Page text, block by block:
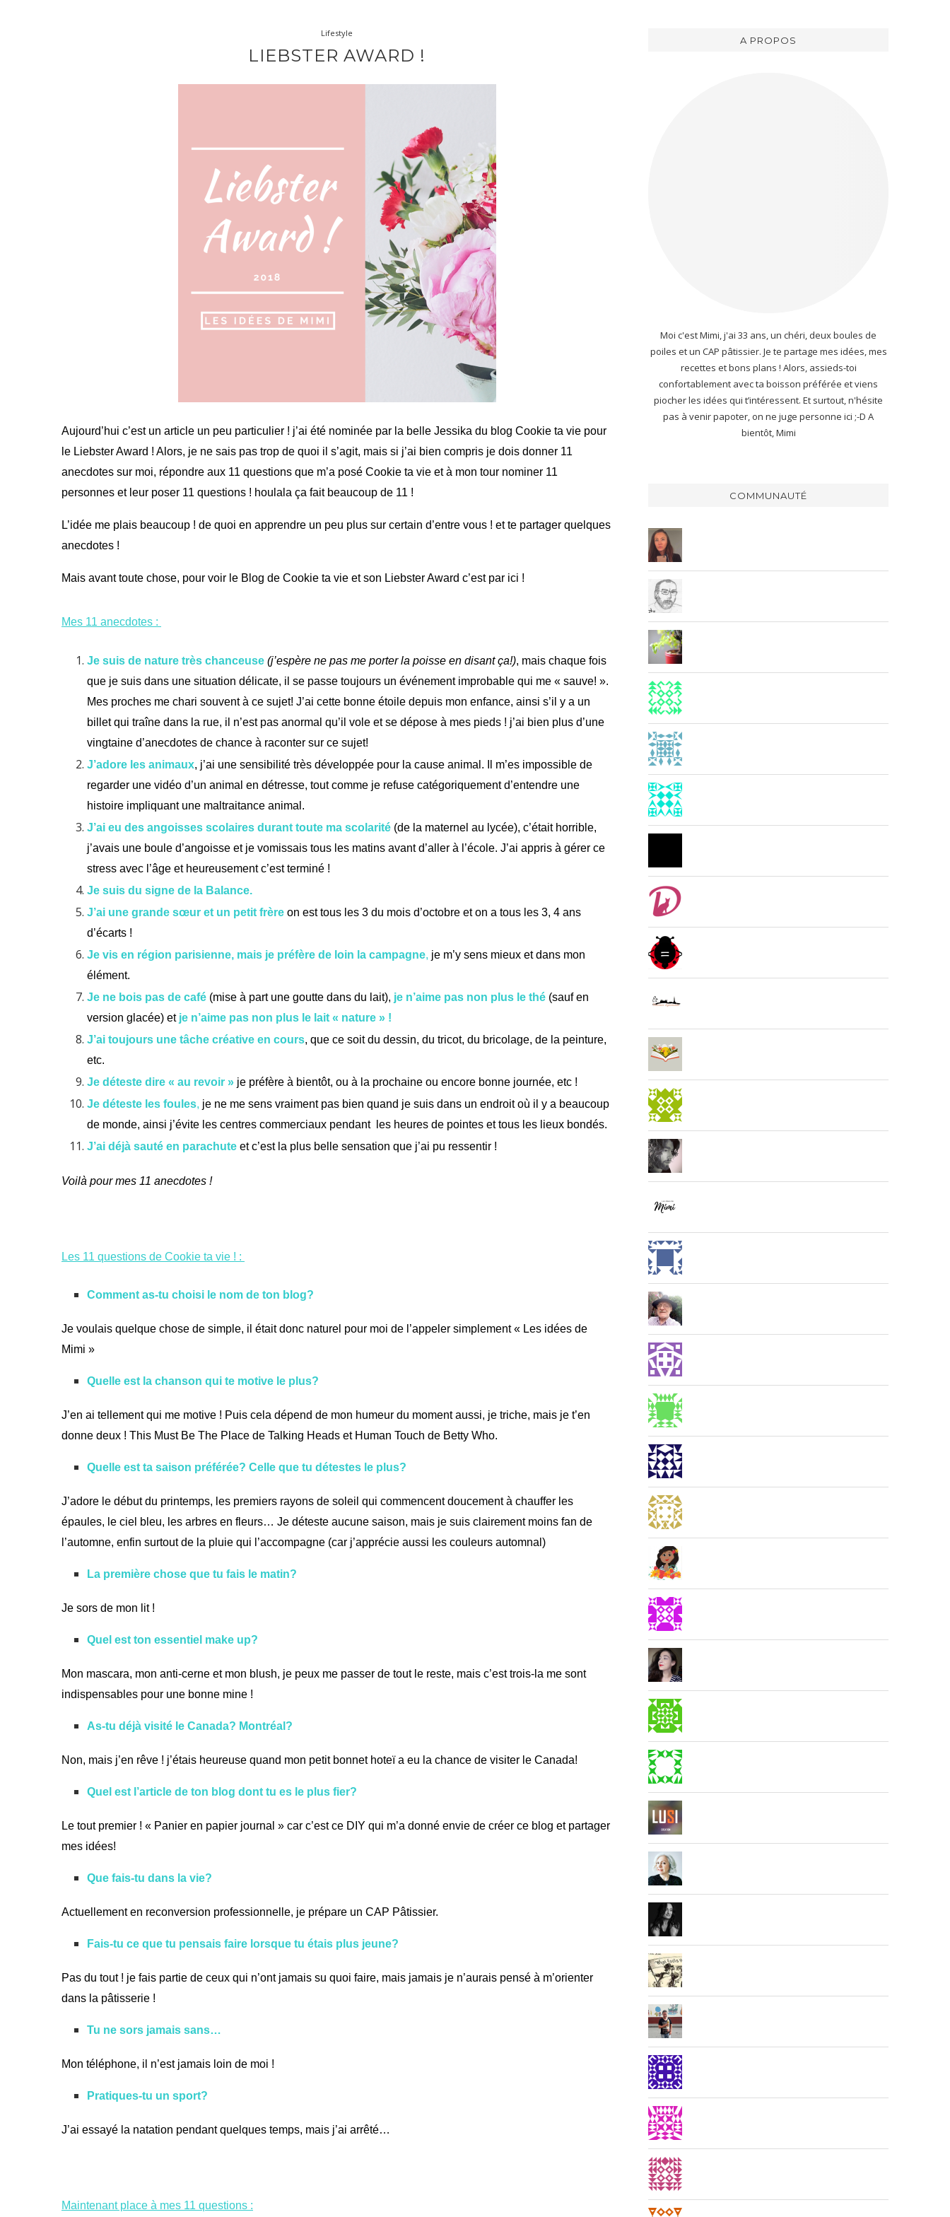
Lifestyle
LIEBSTER AWARD !
Aujourd’hui c’est un article un peu particulier ! j’ai été nominée par la belle Jessika du blog Cookie ta vie pour
le Liebster Award ! Alors, je ne sais pas trop de quoi il s’agit, mais si j’ai bien compris je dois donner 11
anecdotes sur moi, répondre aux 11 questions que m’a posé Cookie ta vie et à mon tour nominer 11
personnes et leur poser 11 questions ! houlala ça fait beaucoup de 11 !
L’idée me plais beaucoup ! de quoi en apprendre un peu plus sur certain d’entre vous ! et te partager quelques
anecdotes !
Mais avant toute chose, pour voir le Blog de Cookie ta vie et son Liebster Award c’est par ici !
Mes 11 anecdotes :
Je suis de nature très chanceuse (j’espère ne pas me porter la poisse en disant ça!), mais chaque fois
que je suis dans une situation délicate, il se passe toujours un événement improbable qui me « sauve! ».
Mes proches me chari souvent à ce sujet! J’ai cette bonne étoile depuis mon enfance, ainsi s’il y a un
billet qui traîne dans la rue, il n’est pas anormal qu’il vole et se dépose à mes pieds ! j’ai bien plus d’une
vingtaine d’anecdotes de chance à raconter sur ce sujet!
J’adore les animaux, j’ai une sensibilité très développée pour la cause animal. Il m’es impossible de
regarder une vidéo d’un animal en détresse, tout comme je refuse catégoriquement d’entendre une
histoire impliquant une maltraitance animal.
J’ai eu des angoisses scolaires durant toute ma scolarité (de la maternel au lycée), c’était horrible,
j’avais une boule d’angoisse et je vomissais tous les matins avant d’aller à l’école. J’ai appris à gérer ce
stress avec l’âge et heureusement c’est terminé !
Je suis du signe de la Balance.
J’ai une grande sœur et un petit frère on est tous les 3 du mois d’octobre et on a tous les 3, 4 ans
d’écarts !
Je vis en région parisienne, mais je préfère de loin la campagne, je m’y sens mieux et dans mon
élément.
Je ne bois pas de café (mise à part une goutte dans du lait), je n’aime pas non plus le thé (sauf en
version glacée) et je n’aime pas non plus le lait « nature » !
J’ai toujours une tâche créative en cours, que ce soit du dessin, du tricot, du bricolage, de la peinture,
etc.
Je déteste dire « au revoir » je préfère à bientôt, ou à la prochaine ou encore bonne journée, etc !
Je déteste les foules, je ne me sens vraiment pas bien quand je suis dans un endroit où il y a beaucoup
de monde, ainsi j’évite les centres commerciaux pendant les heures de pointes et tous les lieux bondés.
J’ai déjà sauté en parachute et c’est la plus belle sensation que j’ai pu ressentir !
Voilà pour mes 11 anecdotes !
Les 11 questions de Cookie ta vie ! :
Comment as-tu choisi le nom de ton blog?
Je voulais quelque chose de simple, il était donc naturel pour moi de l’appeler simplement « Les idées de
Mimi »
Quelle est la chanson qui te motive le plus?
J’en ai tellement qui me motive ! Puis cela dépend de mon humeur du moment aussi, je triche, mais je t’en
donne deux ! This Must Be The Place de Talking Heads et Human Touch de Betty Who.
Quelle est ta saison préférée? Celle que tu détestes le plus?
J’adore le début du printemps, les premiers rayons de soleil qui commencent doucement à chauffer les
épaules, le ciel bleu, les arbres en fleurs… Je déteste aucune saison, mais je suis clairement moins fan de
l’automne, enfin surtout de la pluie qui l’accompagne (car j’apprécie aussi les couleurs automnal)
La première chose que tu fais le matin?
Je sors de mon lit !
Quel est ton essentiel make up?
Mon mascara, mon anti-cerne et mon blush, je peux me passer de tout le reste, mais c’est trois-la me sont
indispensables pour une bonne mine !
As-tu déjà visité le Canada? Montréal?
Non, mais j’en rêve ! j’étais heureuse quand mon petit bonnet hoteï a eu la chance de visiter le Canada!
Quel est l’article de ton blog dont tu es le plus fier?
Le tout premier ! « Panier en papier journal » car c’est ce DIY qui m’a donné envie de créer ce blog et partager
mes idées!
Que fais-tu dans la vie?
Actuellement en reconversion professionnelle, je prépare un CAP Pâtissier.
Fais-tu ce que tu pensais faire lorsque tu étais plus jeune?
Pas du tout ! je fais partie de ceux qui n’ont jamais su quoi faire, mais jamais je n’aurais pensé à m’orienter
dans la pâtisserie !
Tu ne sors jamais sans…
Mon téléphone, il n’est jamais loin de moi !
Pratiques-tu un sport?
J’ai essayé la natation pendant quelques temps, mais j’ai arrêté…
Maintenant place à mes 11 questions :
A PROPOS
Moi c'est Mimi, j'ai 33 ans, un chéri, deux boules de
poiles et un CAP pâtissier. Je te partage mes idées, mes
recettes et bons plans ! Alors, assieds-toi
confortablement avec ta boisson préférée et viens
piocher les idées qui t’intéressent. Et surtout, n'hésite
pas à venir papoter, on ne juge personne ici ;-D A
bientôt, Mimi
COMMUNAUTÉ